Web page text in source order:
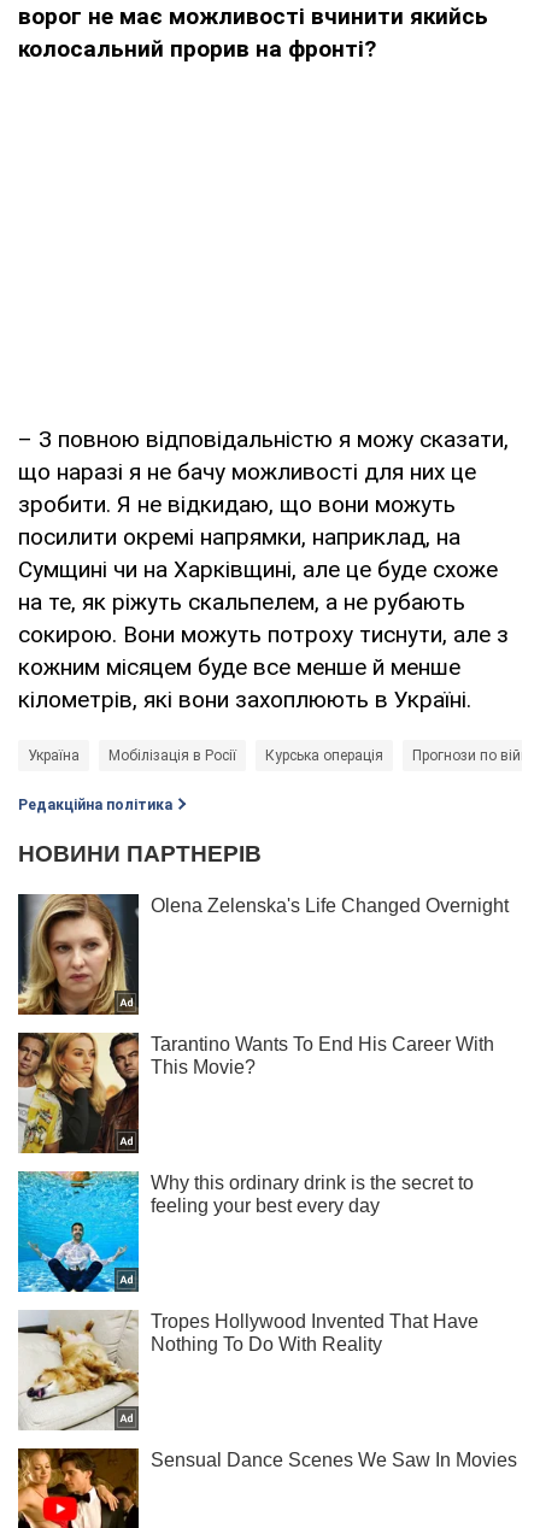
ворог не має можливості вчинити якийсь
колосальний прорив на фронті?
– З повною відповідальністю я можу сказати,
що наразі я не бачу можливості для них це
зробити. Я не відкидаю, що вони можуть
посилити окремі напрямки, наприклад, на
Сумщині чи на Харківщині, але це буде схоже
на те, як ріжуть скальпелем, а не рубають
сокирою. Вони можуть потроху тиснути, але з
кожним місяцем буде все менше й менше
кілометрів, які вони захоплюють в Україні.
Україна Мобілізація в Росії Курська операція Прогнози по війні
Редакційна політика